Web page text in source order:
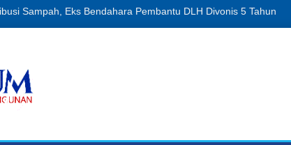
Sampah, Eks Bendahara Pembantu DLH Divonis 5 Tahun